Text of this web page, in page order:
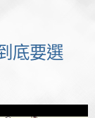
底要選